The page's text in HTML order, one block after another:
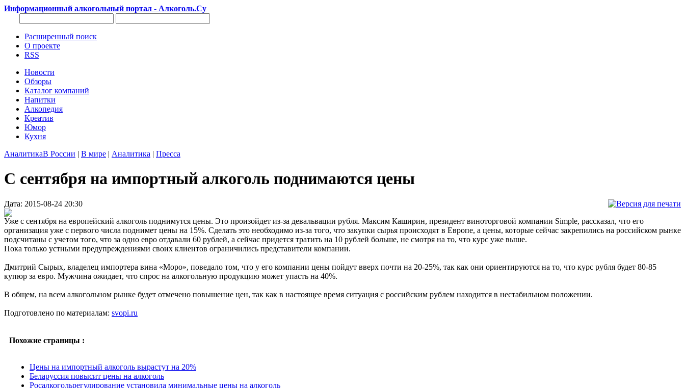
Информационный алкогольный портал - Алкоголь.Су
Расширенный поиск
О проекте
RSS
Новости
Обзоры
Каталог компаний
Напитки
Алкопедия
Креатив
Юмор
Кухня
АналитикаВ России | В мире | Аналитика | Пресса
C сентября на импортный алкоголь поднимаются цены
Дата: 2015-08-24 20:30
Уже с сентября на европейский алкоголь поднимутся цены. Это произойдет из-за девальвации рубля. Максим Каширин, президент виноторговой компании Simple, рассказал, что его
организация уже с первого числа поднимет цены на 15%. Сделать это необходимо из-за того, что закупки сырья происходят в Европе, а цены, которые сейчас закрепились на российском рынке
подсчитаны с учетом того, что за одно евро отдавали 60 рублей, а сейчас придется тратить на 10 рублей больше, не смотря на то, что курс уже выше.
Пока только устными предупреждениями своих клиентов ограничились представители компании.
Дмитрий Сырых, владелец импортера вина «Моро», поведало том, что у его компании цены пойдут вверх почти на 20-25%, так как они ориентируются на то, что курс рубля будет 80-85
купюр за евро. Мужчина ожидает, что спрос на алкогольную продукцию может упасть на 40%.
В общем, на всем алкогольном рынке будет отмечено повышение цен, так как в настоящее время ситуация с российским рублем находится в нестабильном положении.
Подготовлено по материалам: svopi.ru
Похожие страницы :
Цены на импортный алкоголь вырастут на 20%
Беларуссия повысит цены на алкоголь
Росалкогольрегулирование установила минимальные цены на алкоголь